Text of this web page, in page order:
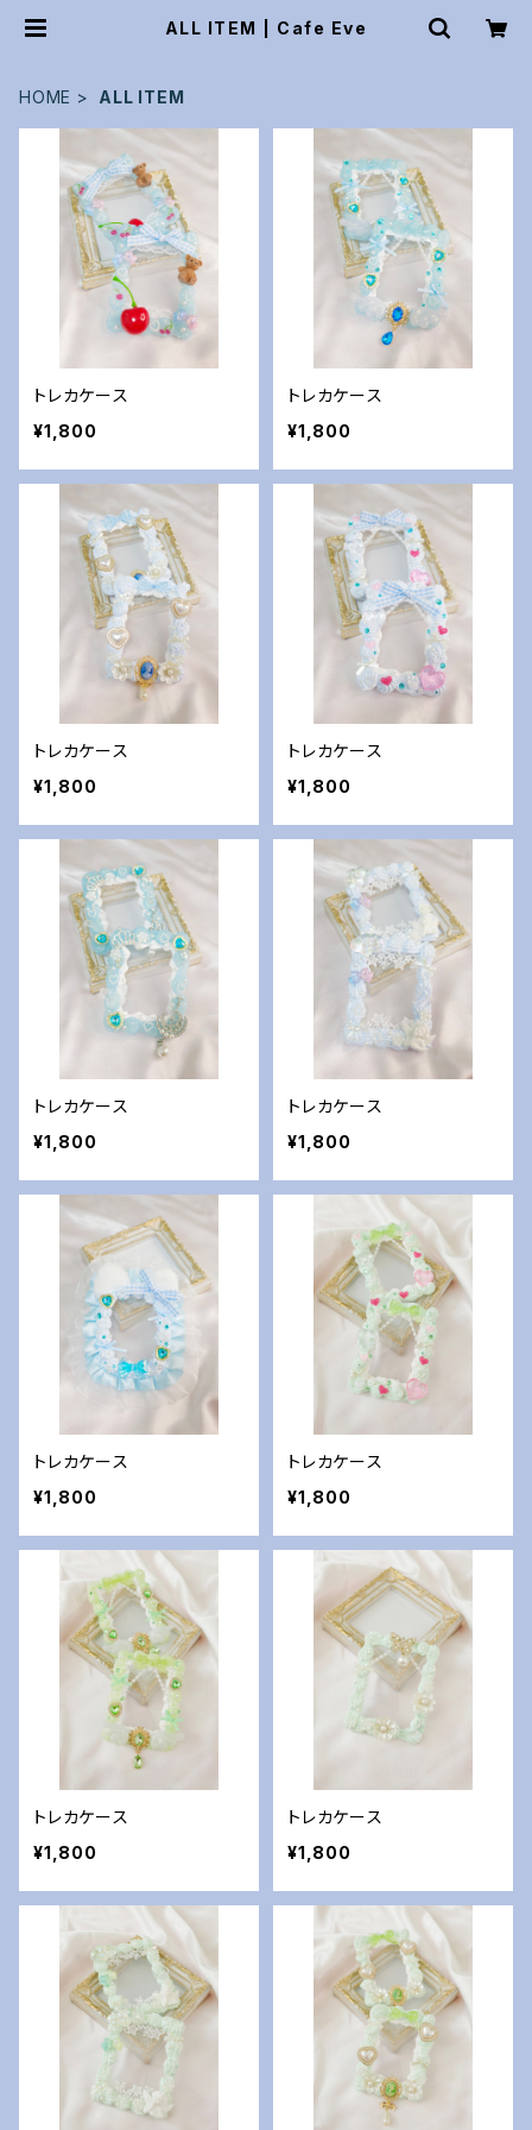
ALL ITEM | Cafe Eve
HOME ALL ITEM
トレカケース
¥1,800
トレカケース
¥1,800
トレカケース
¥1,800
トレカケース
¥1,800
トレカケース
¥1,800
トレカケース
¥1,800
トレカケース
¥1,800
トレカケース
¥1,800
トレカケース
¥1,800
トレカケース
¥1,800